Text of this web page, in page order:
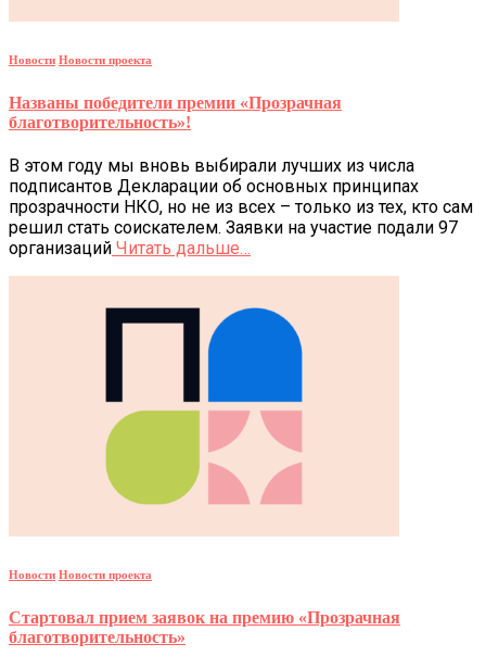
Новости Новости проекта
Названы победители премии «Прозрачная
благотворительность»!
В этом году мы вновь выбирали лучших из числа
подписантов Декларации об основных принципах
прозрачности НКО, но не из всех – только из тех, кто сам
решил стать соискателем. Заявки на участие подали 97
организаций Читать дальше…
Новости Новости проекта
Стартовал прием заявок на премию «Прозрачная
благотворительность»